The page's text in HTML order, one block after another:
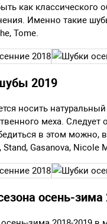
как
Именно такие
Tome.
2019
носить
меха.
в этом
Gasanova, Nicole
осень-зима